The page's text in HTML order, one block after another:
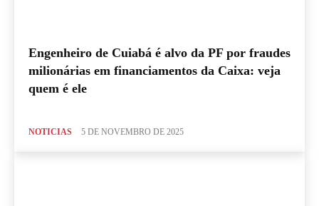
Engenheiro de Cuiabá é alvo da PF por fraudes
milionárias em financiamentos da Caixa: veja
quem é ele
NOTICIAS 5 DE NOVEMBRO DE 2025